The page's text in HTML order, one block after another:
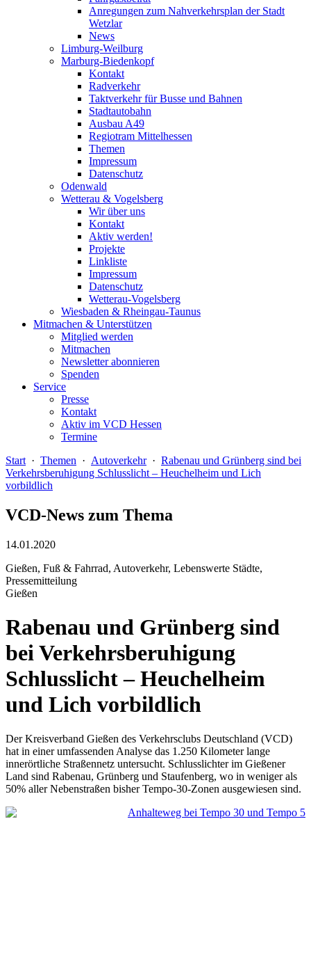
Anregungen zum Nahverkehrsplan der Stadt
Wetzlar
News
Limburg-Weilburg
Marburg-Biedenkopf
Kontakt
Radverkehr
Taktverkehr für Busse und Bahnen
Stadtautobahn
Ausbau A49
Regiotram Mittelhessen
Themen
Impressum
Datenschutz
Odenwald
Wetterau & Vogelsberg
Wir über uns
Kontakt
Aktiv werden!
Projekte
Linkliste
Impressum
Datenschutz
Wetterau-Vogelsberg
Wiesbaden & Rheingau-Taunus
Mitmachen & Unterstützen
Mitglied werden
Mitmachen
Newsletter abonnieren
Spenden
Service
Presse
Kontakt
Aktiv im VCD Hessen
Termine
Start · Themen · Autoverkehr· Rabenau und Grünberg sind bei
Verkehrsberuhigung Schlusslicht – Heuchelheim und Lich
vorbildlich
VCD-News zum Thema
14.01.2020
Gießen, Fuß & Fahrrad, Autoverkehr, Lebenswerte Städte,
Pressemitteilung
Gießen
Rabenau und Grünberg sind
bei Verkehrsberuhigung
Schlusslicht – Heuchelheim
und Lich vorbildlich
Der Kreisverband Gießen des Verkehrsclubs Deutschland (VCD)
hat in einer umfassenden Analyse das 1.250 Kilometer lange
innerörtliche Straßennetz untersucht. Schlusslichter im Gießener
Land sind Rabenau, Grünberg und Staufenberg, wo in weniger als
50% aller Nebenstraßen bisher Tempo-30-Zonen ausgewiesen sind.